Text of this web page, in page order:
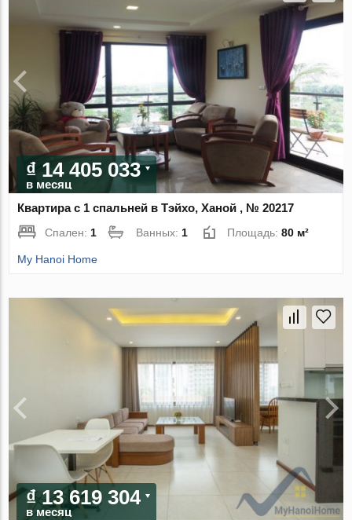
₫ 14 405 033
в месяц
Квартира с 1 спальней в Тэйхо, Ханой , № 20217
Спален:1 Ванных:1 Площадь:80 м²
My Hanoi Home
₫ 13 619 304
в месяц